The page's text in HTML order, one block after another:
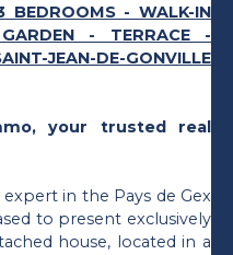
BEDROOMS - WALK-IN
- TERRACE -
JEAN-DE-GONVILLE
your trusted real
expert in the Pays de Gex
to present exclusively
house, located in a